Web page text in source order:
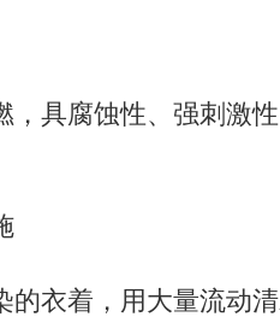
，具腐蚀性、强刺激
的衣着，用大量流动